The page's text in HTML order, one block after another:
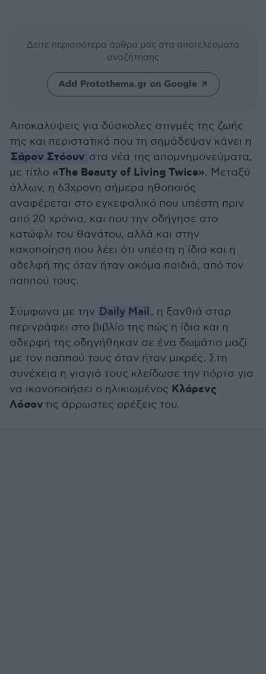
Δείτε περισσότερα άρθρα μας στα αποτελέσματα
αναζήτησης
Add Protothema.gr on Google
Αποκαλύψεις για δύσκολες στιγμές της ζωής
της και περιστατικά που τη σημάδεψαν κάνει η
Σάρον Στόουν στα νέα της απομνημονεύματα,
με τίτλο «The Beauty of Living Twice». Μεταξύ
άλλων, η 63χρονη σήμερα ηθοποιός
αναφέρεται στο εγκεφαλικό που υπέστη πριν
από 20 χρόνια, και που την οδήγησε στο
κατώφλι του θανάτου, αλλά και στην
κακοποίηση που λέει ότι υπέστη η ίδια και η
αδελφή της όταν ήταν ακόμα παιδιά, από τον
παππού τους.
Σύμφωνα με την Daily Mail, η ξανθιά σταρ
περιγράφει στο βιβλίο της πώς η ίδια και η
αδερφή της οδηγήθηκαν σε ένα δωμάτιο μαζί
με τον παππού τους όταν ήταν μικρές. Στη
συνέχεια η γιαγιά τους κλείδωσε την πόρτα για
να ικανοποιήσει ο ηλικιωμένος Κλάρενς
Λόσοντις άρρωστες ορέξεις του.